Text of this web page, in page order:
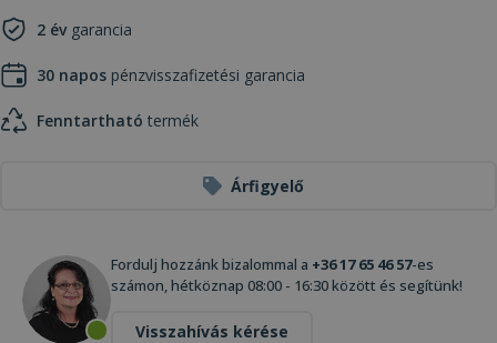
2 évgarancia
30 napos pénzvisszafizetési garancia
Fenntartható termék
Árfigyelő
Fordulj hozzánk bizalommal a +36 17 65 46 57-es
számon, hétköznap 08:00 - 16:30 között és segítünk!
Visszahívás kérése